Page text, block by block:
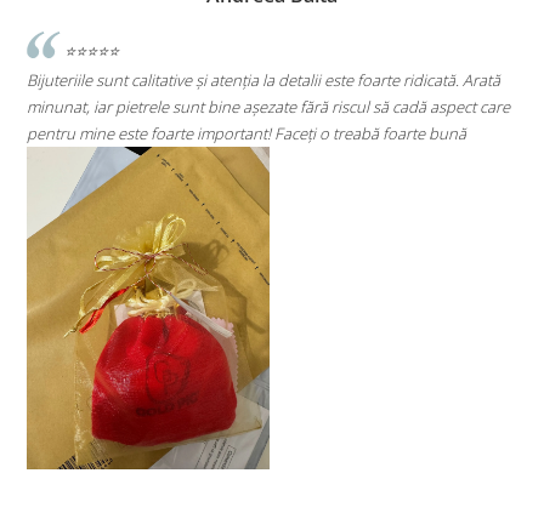
ridicată. Arată
să cadă aspect care
foarte bună
⭐⭐⭐⭐⭐
Super mulțumită!! Sunt superbi cerceii!!!